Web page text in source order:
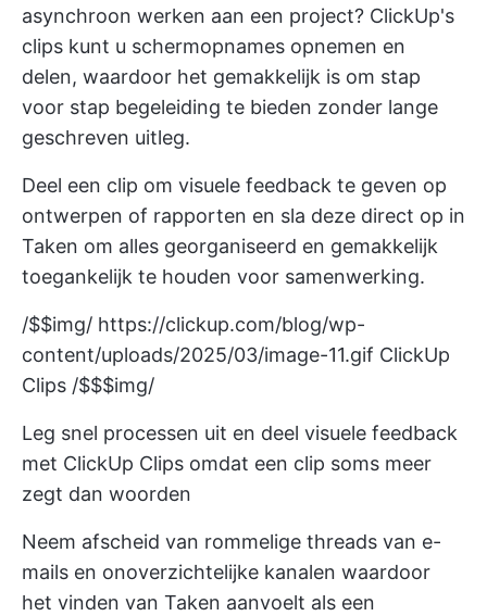
asynchroon werken aan een project? ClickUp's
clips kunt u schermopnames opnemen en
delen, waardoor het gemakkelijk is om stap
voor stap begeleiding te bieden zonder lange
geschreven uitleg.
Deel een clip om visuele feedback te geven op
ontwerpen of rapporten en sla deze direct op in
Taken om alles georganiseerd en gemakkelijk
toegankelijk te houden voor samenwerking.
/$$img/ https://clickup.com/blog/wp-
content/uploads/2025/03/image-11.gif ClickUp
Clips /$$$img/
Leg snel processen uit en deel visuele feedback
met ClickUp Clips omdat een clip soms meer
zegt dan woorden
Neem afscheid van rommelige threads van e-
mails en onoverzichtelijke kanalen waardoor
het vinden van Taken aanvoelt als een